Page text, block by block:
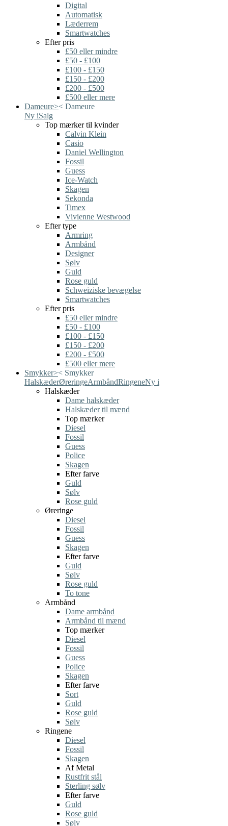
Digital
Automatisk
Læderrem
Smartwatches
Efter pris
£50 eller mindre
£50 - £100
£100 - £150
£150 - £200
£200 - £500
£500 eller mere
Dameure>< Dameure
Ny iSalg
Top mærker til kvinder
Calvin Klein
Casio
Daniel Wellington
Fossil
Guess
Ice-Watch
Skagen
Sekonda
Timex
Vivienne Westwood
Efter type
Armring
Armbånd
Designer
Sølv
Guld
Rose guld
Schweiziske bevægelse
Smartwatches
Efter pris
£50 eller mindre
£50 - £100
£100 - £150
£150 - £200
£200 - £500
£500 eller mere
Smykker>< Smykker
HalskæderØreringeArmbåndRingeneNy i
Halskæder
Dame halskæder
Halskæder til mænd
Top mærker
Diesel
Fossil
Guess
Police
Skagen
Efter farve
Guld
Sølv
Rose guld
Øreringe
Diesel
Fossil
Guess
Skagen
Efter farve
Guld
Sølv
Rose guld
To tone
Armbånd
Dame armbånd
Armbånd til mænd
Top mærker
Diesel
Fossil
Guess
Police
Skagen
Efter farve
Sort
Guld
Rose guld
Sølv
Ringene
Diesel
Fossil
Skagen
Af Metal
Rustfrit stål
Sterling sølv
Efter farve
Guld
Rose guld
Sølv